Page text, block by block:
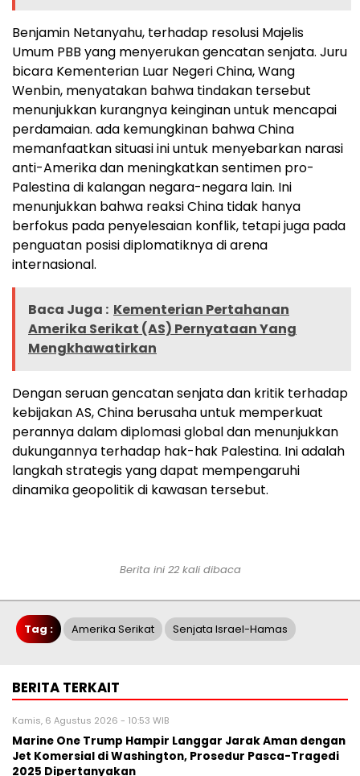
Benjamin Netanyahu, terhadap resolusi Majelis
Umum PBB yang menyerukan gencatan senjata. Juru
bicara Kementerian Luar Negeri China, Wang
Wenbin, menyatakan bahwa tindakan tersebut
menunjukkan kurangnya keinginan untuk mencapai
perdamaian. ada kemungkinan bahwa China
memanfaatkan situasi ini untuk menyebarkan narasi
anti-Amerika dan meningkatkan sentimen pro-
Palestina di kalangan negara-negara lain. Ini
menunjukkan bahwa reaksi China tidak hanya
berfokus pada penyelesaian konflik, tetapi juga pada
penguatan posisi diplomatiknya di arena
internasional.
Baca Juga : Kementerian Pertahanan
Amerika Serikat (AS) Pernyataan Yang
Mengkhawatirkan
Dengan seruan gencatan senjata dan kritik terhadap
kebijakan AS, China berusaha untuk memperkuat
perannya dalam diplomasi global dan menunjukkan
dukungannya terhadap hak-hak Palestina. Ini adalah
langkah strategis yang dapat mempengaruhi
dinamika geopolitik di kawasan tersebut.
Berita ini 22 kali dibaca
Tag : Amerika Serikat Senjata Israel-Hamas
BERITA TERKAIT
Kamis, 6 Agustus 2026 - 10:53 WIB
Marine One Trump Hampir Langgar Jarak Aman dengan
Jet Komersial di Washington, Prosedur Pasca-Tragedi
2025 Dipertanyakan